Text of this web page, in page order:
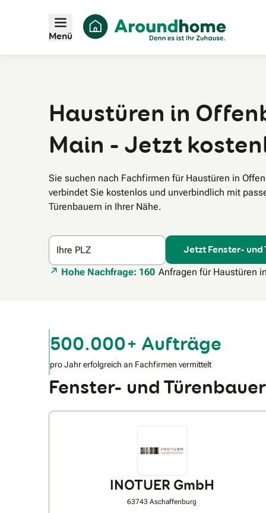
Menü
Haustüren in
Main - Jetzt
Sie suchen nach Fachfirmen für Haustüren in
verbindet Sie kostenlos und unverbindlich mit
Türenbauern in Ihrer Nähe.
Ihre PLZ Jetzt Fenster-
Hohe Nachfrage: 160 Anfragen für Haustüren
500.000+ Aufträge
pro Jahr erfolgreich an Fachfirmen vermittelt
Fenster- und
INOTUER GmbH
63743 Aschaffenburg